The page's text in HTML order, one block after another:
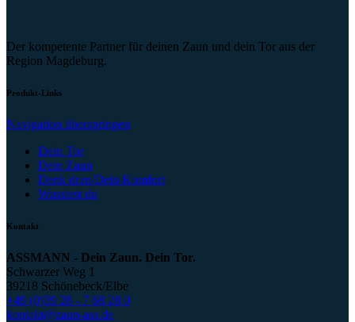
Der kompetente Partner für deinen Zaun und dein Tor aus der
Region Magdeburg.
Produkt-Links
Navigation überspringen
Dein Tor
Dein Zaun
Denk dran/Dein Komfort
Wusstest du
Kontakt
ASSMANN - Dein Zaun. Dein Tor.
Schwarzer Weg 1
39218 Schönebeck/Elbe
+49 (0)39 28 - 7 68 28 0
kontakt@zaun-ass.de